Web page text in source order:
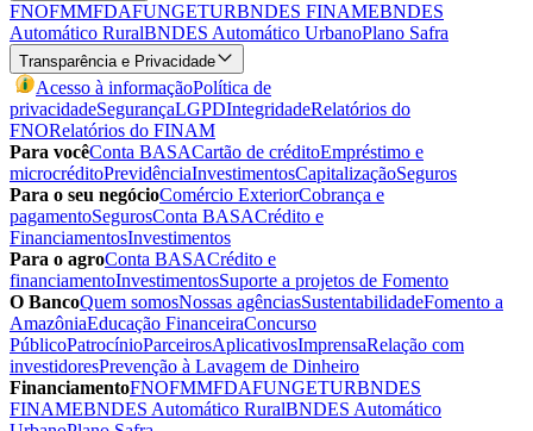
FNOFMMFDAFUNGETURBNDES FINAMEBNDES
Automático RuralBNDES Automático UrbanoPlano Safra
Transparência e Privacidade
Acesso à informaçãoPolítica de
privacidadeSegurançaLGPDIntegridadeRelatórios do
FNORelatórios do FINAM
Para vocêConta BASACartão de créditoEmpréstimo e
microcréditoPrevidênciaInvestimentosCapitalizaçãoSeguros
Para o seu negócioComércio ExteriorCobrança e
pagamentoSegurosConta BASACrédito e
FinanciamentosInvestimentos
Para o agroConta BASACrédito e
financiamentoInvestimentosSuporte a projetos de Fomento
O BancoQuem somosNossas agênciasSustentabilidadeFomento a
AmazôniaEducação FinanceiraConcurso
PúblicoPatrocínioParceirosAplicativosImprensaRelação com
investidoresPrevenção à Lavagem de Dinheiro
FinanciamentoFNOFMMFDAFUNGETURBNDES
FINAMEBNDES Automático RuralBNDES Automático